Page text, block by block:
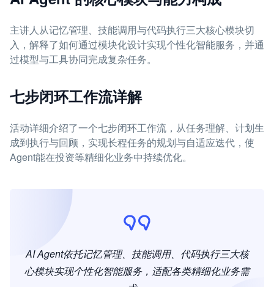
主讲人从记忆管理、技能调用与代码执行三大核心模块切
入，解释了如何通过模块化设计实现个性化智能服务，并通
过模型与工具协同完成复杂任务。
七步闭环工作流详解
活动详细介绍了一个七步闭环工作流，从任务理解、计划生
成到执行与回顾，实现长程任务的规划与自适应迭代，使
Agent能在投资等精细化业务中持续优化。
AI Agent依托记忆管理、技能调用、代码执行三大核
心模块实现个性化智能服务，适配各类精细化业务需